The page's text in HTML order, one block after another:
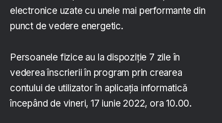
electronice uzate cu unele mai performante din
punct de vedere energetic.
Persoanele fizice au la dispoziție 7 zile în
vederea înscrierii în program prin crearea
contului de utilizator în aplicația informatică
începând de vineri, 17 iunie 2022, ora 10.00.